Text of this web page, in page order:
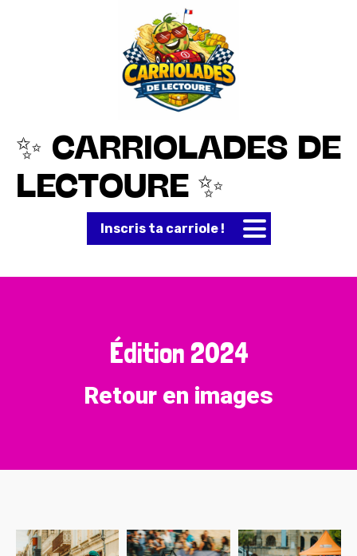
✨ CARRIOLADES DE
LECTOURE ✨
Inscris ta carriole !
Édition 2024
Retour en images